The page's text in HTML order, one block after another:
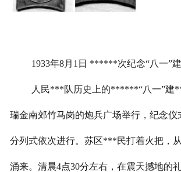
1933年8月 1 日 ******次纪念“八一”
人民***队历史上的******“八一”建
瑞金南郊竹马岗的炮兵广场举行，纪念仪
分列式依次进行。苏区***民打着火把，
涌来。清晨4点30分左右，在震天撼地的